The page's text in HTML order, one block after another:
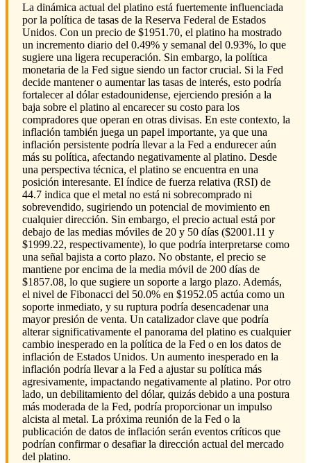
La dinámica actual del platino está fuertemente influenciada
por la política de tasas de la Reserva Federal de Estados
Unidos. Con un precio de $1951.70, el platino ha mostrado
un incremento diario del 0.49% y semanal del 0.93%, lo que
sugiere una ligera recuperación. Sin embargo, la política
monetaria de la Fed sigue siendo un factor crucial. Si la Fed
decide mantener o aumentar las tasas de interés, esto podría
fortalecer al dólar estadounidense, ejerciendo presión a la
baja sobre el platino al encarecer su costo para los
compradores que operan en otras divisas. En este contexto, la
inflación también juega un papel importante, ya que una
inflación persistente podría llevar a la Fed a endurecer aún
más su política, afectando negativamente al platino. Desde
una perspectiva técnica, el platino se encuentra en una
posición interesante. El índice de fuerza relativa (RSI) de
44.7 indica que el metal no está ni sobrecomprado ni
sobrevendido, sugiriendo un potencial de movimiento en
cualquier dirección. Sin embargo, el precio actual está por
debajo de las medias móviles de 20 y 50 días ($2001.11 y
$1999.22, respectivamente), lo que podría interpretarse como
una señal bajista a corto plazo. No obstante, el precio se
mantiene por encima de la media móvil de 200 días de
$1857.08, lo que sugiere un soporte a largo plazo. Además,
el nivel de Fibonacci del 50.0% en $1952.05 actúa como un
soporte inmediato, y su ruptura podría desencadenar una
mayor presión de venta. Un catalizador clave que podría
alterar significativamente el panorama del platino es cualquier
cambio inesperado en la política de la Fed o en los datos de
inflación de Estados Unidos. Un aumento inesperado en la
inflación podría llevar a la Fed a ajustar su política más
agresivamente, impactando negativamente al platino. Por otro
lado, un debilitamiento del dólar, quizás debido a una postura
más moderada de la Fed, podría proporcionar un impulso
alcista al metal. La próxima reunión de la Fed o la
publicación de datos de inflación serán eventos críticos que
podrían confirmar o desafiar la dirección actual del mercado
del platino.